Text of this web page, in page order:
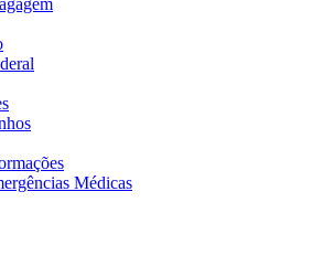
Médicas